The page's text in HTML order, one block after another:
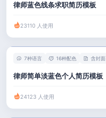
律师蓝色线条求职简历模板
23110 人使用
7种语言 16种配色 含封面
律师简单淡蓝色个人简历模板
24123 人使用